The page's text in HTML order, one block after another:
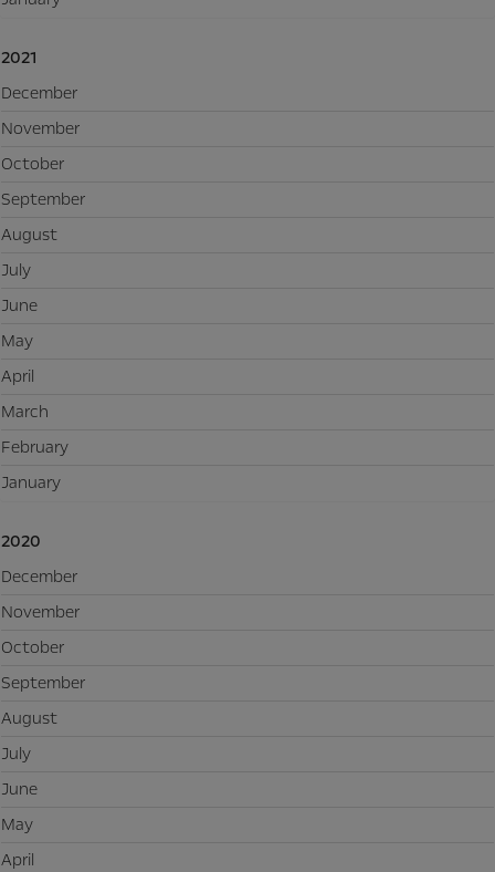
2021
December
November
October
September
August
July
June
May
April
March
February
January
2020
December
November
October
September
August
July
June
May
April